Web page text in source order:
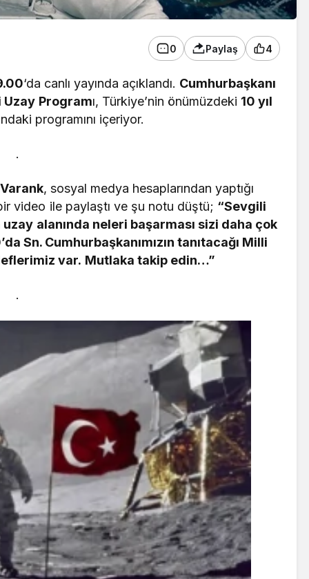
0 Paylaş 4
‘da canlı yayında açıklandı. Cumhurbaşkanı
Uzay Programı, Türkiye’nin önümüzdeki 10 yıl
programını içeriyor.
.
, sosyal medya hesaplarından yaptığı
video ile paylaştı ve şu notu düştü; “Sevgili
alanında neleri başarması sizi daha çok
Sn. Cumhurbaşkanımızın tanıtacağı Milli
var. Mutlaka takip edin…”
.